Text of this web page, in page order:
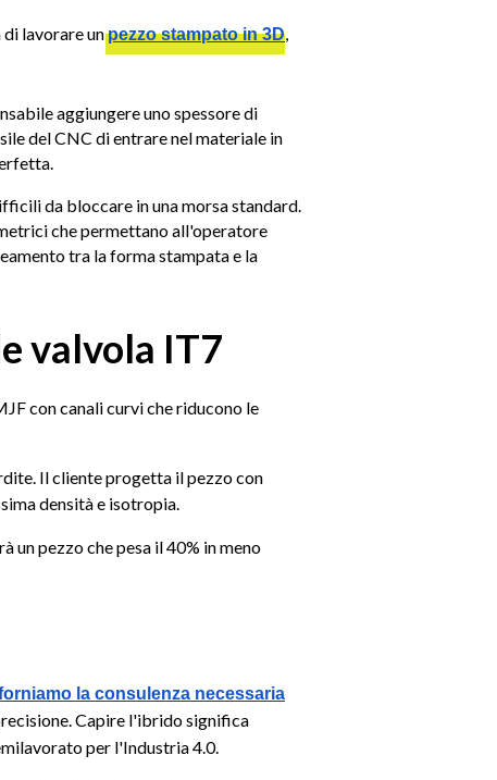
di lavorare unpezzo stampato in 3D,
aggiungere uno spessore di
del CNC di entrare nel materiale in
da bloccare in una morsa standard.
che permettano all'operatore
tra la forma stampata e la
valvola IT7
con canali curvi che riducono le
Il cliente progetta il pezzo con
densità e isotropia.
un pezzo che pesa il 40% in meno
la consulenza necessaria
Capire l'ibrido significa
per l'Industria 4.0.